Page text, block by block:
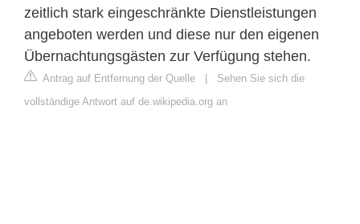
zeitlich stark eingeschränkte Dienstleistungen
angeboten werden und diese nur den eigenen
Übernachtungsgästen zur Verfügung stehen.
Antrag auf Entfernung der Quelle
Sehen Sie sich die
vollständige Antwort auf de.wikipedia.org an